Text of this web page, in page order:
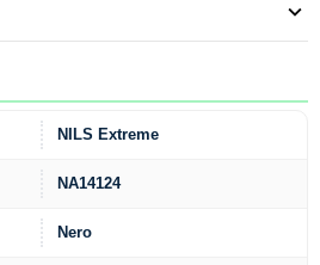
NILS Extreme
NA14124
Nero